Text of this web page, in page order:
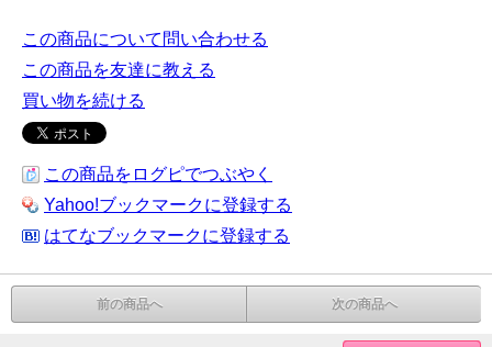
この商品について問い合わせる
この商品を友達に教える
買い物を続ける
この商品をログピでつぶやく
Yahoo!ブックマークに登録する
はてなブックマークに登録する
前の商品へ 次の商品へ